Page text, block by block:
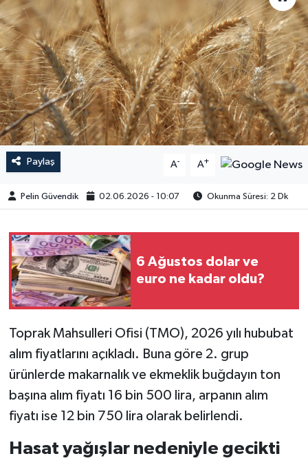
Paylaş A- A+
Pelin Güvendik 02.06.2026 - 10:07 Okunma Süresi: 2 Dk
6 Ağustos dolar ve
euro ne kadar oldu?
Toprak Mahsulleri Ofisi (TMO), 2026 yılı hububat
alım fiyatlarını açıkladı. Buna göre 2. grup
ürünlerde makarnalık ve ekmeklik buğdayın ton
başına alım fiyatı 16 bin 500 lira, arpanın alım
fiyatı ise 12 bin 750 lira olarak belirlendi.
Hasat yağışlar nedeniyle gecikti